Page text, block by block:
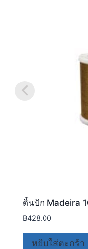
ดิ้นปัก Madeira
฿428.00
หยิบใส่ตะกร้า